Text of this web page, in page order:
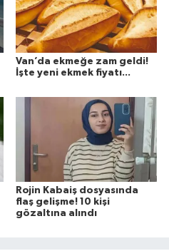
Van’da ekmeğe zam geldi!
İşte yeni ekmek fiyatı...
Rojin Kabaiş dosyasında
flaş gelişme! 10 kişi
gözaltına alındı